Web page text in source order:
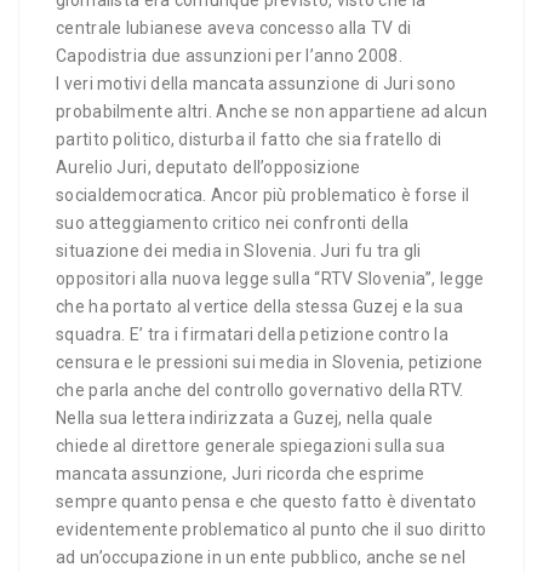
centrale lubianese aveva concesso alla TV di
Capodistria due assunzioni per l’anno 2008.
I veri motivi della mancata assunzione di Juri sono
probabilmente altri. Anche se non appartiene ad alcun
partito politico, disturba il fatto che sia fratello di
Aurelio Juri, deputato dell’opposizione
socialdemocratica. Ancor più problematico è forse il
suo atteggiamento critico nei confronti della
situazione dei media in Slovenia. Juri fu tra gli
oppositori alla nuova legge sulla “RTV Slovenia”, legge
che ha portato al vertice della stessa Guzej e la sua
squadra. E’ tra i firmatari della petizione contro la
censura e le pressioni sui media in Slovenia, petizione
che parla anche del controllo governativo della RTV.
Nella sua lettera indirizzata a Guzej, nella quale
chiede al direttore generale spiegazioni sulla sua
mancata assunzione, Juri ricorda che esprime
sempre quanto pensa e che questo fatto è diventato
evidentemente problematico al punto che il suo diritto
ad un’occupazione in un ente pubblico, anche se nel